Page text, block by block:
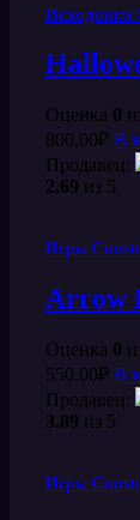
Исходники
Оценка 0
800.00₽ В
Продавец:
2.69 из 5
Игры
Arrow
Оценка 0
550.00₽ В
Продавец:
3.89 из 5
Игры